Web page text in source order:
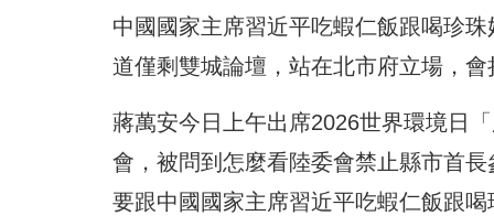
中國國家主席習近平吃蝦仁飯跟喝珍
道僅剩雙城論壇，站在北市府立場，會
蔣萬安今日上午出席2026世界環境日
會，被問到怎麼看陸委會禁止縣市首
要跟中國國家主席習近平吃蝦仁飯跟喝